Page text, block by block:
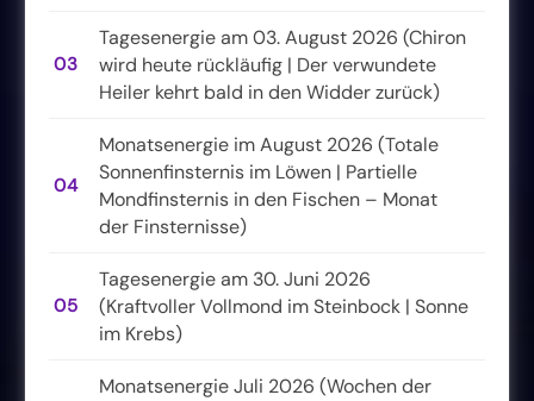
03
Tagesenergie am 03. August 2026 (Chiron
wird heute rückläufig | Der verwundete
Heiler kehrt bald in den Widder zurück)
04
Monatsenergie im August 2026 (Totale
Sonnenfinsternis im Löwen | Partielle
Mondfinsternis in den Fischen – Monat
der Finsternisse)
05
Tagesenergie am 30. Juni 2026
(Kraftvoller Vollmond im Steinbock | Sonne
im Krebs)
Monatsenergie Juli 2026 (Wochen der